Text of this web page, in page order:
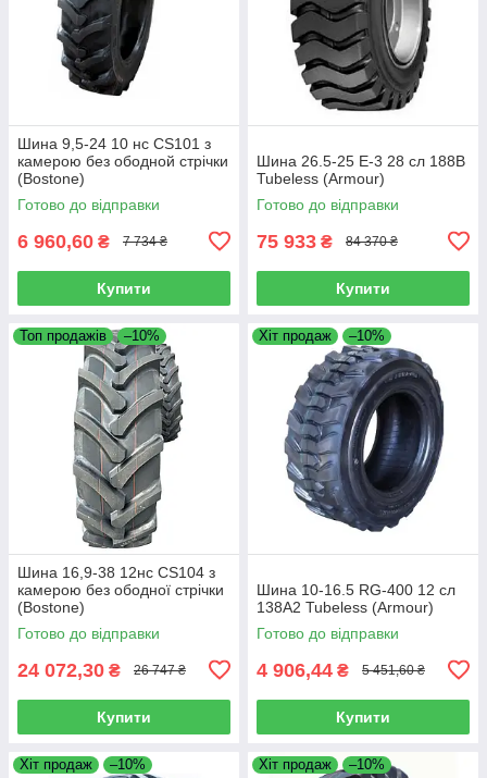
Шина 9,5-24 10 нс CS101 з
камерою без ободной стрічки
(Bostone)
Готово до відправки
6 960,60 ₴ 7 734 ₴
Купити
Шина 26.5-25 E-3 28 сл 188B
Tubeless (Armour)
Готово до відправки
75 933 ₴ 84 370 ₴
Купити
Топ продажів –10%
Шина 16,9-38 12нс CS104 з
камерою без ободної стрічки
(Bostone)
Готово до відправки
24 072,30 ₴ 26 747 ₴
Купити
Хіт продаж –10%
Шина 10-16.5 RG-400 12 сл
138A2 Tubeless (Armour)
Готово до відправки
4 906,44 ₴ 5 451,60 ₴
Купити
Хіт продаж –10% Хіт продаж –10%